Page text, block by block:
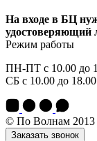
На входе в БЦ
удостоверяющий
Режим работы
ПН-ПТ с 10.00 до
СБ с 10.00 до 18.00
© По Волнам 2013
Заказать звонок